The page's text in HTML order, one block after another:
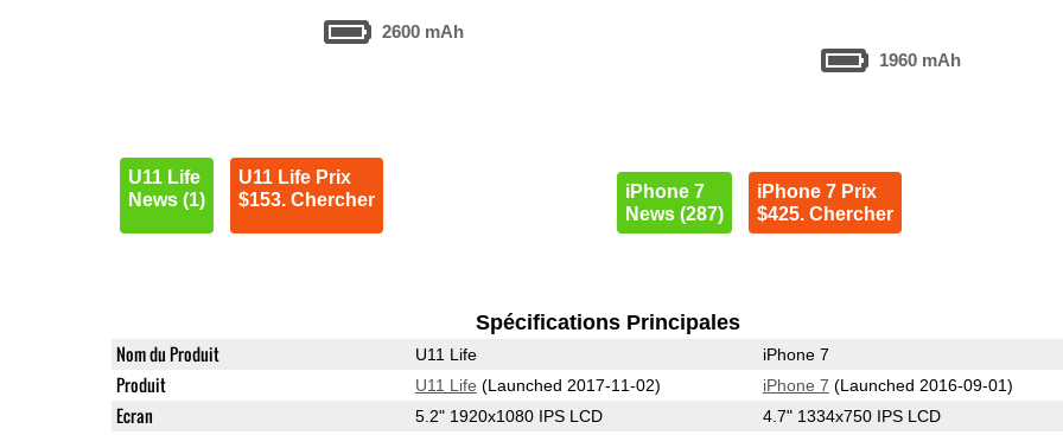
2600 mAh
U11 Life
News (1)
U11 Life Prix
$153. Chercher
1960 mAh
iPhone 7
News (287)
iPhone 7 Prix
$425. Chercher
Spécifications Principales
Nom du Produit U11 Life iPhone 7
Produit U11 Life (Launched 2017-11-02) iPhone 7 (Launched 2016-09-01)
Ecran 5.2" 1920x1080 IPS LCD 4.7" 1334x750 IPS LCD